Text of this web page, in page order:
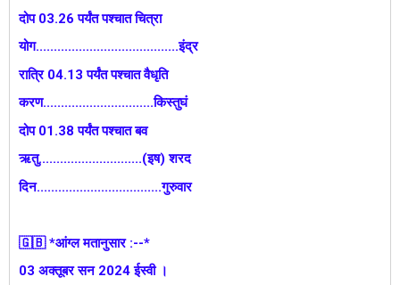
दोप 03.26 पर्यंत पश्चात चित्रा
योग........................................इंद्र
रात्रि 04.13 पर्यंत पश्चात वैधृति
करण...............................किस्तुघं
दोप 01.38 पर्यंत पश्चात बव
ऋतु.............................(इष) शरद
दिन...................................गुरुवार
🇬🇧 *आंग्ल मतानुसार :--*
03 अक्तूबर सन 2024 ईस्वी ।